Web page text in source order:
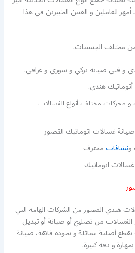
العاملين و الفنين الخبيرين في هذا
من مختلف الجنسيات.
و فني صيانة تركي و سوري و عراقي.
هندي.
محركات مختلف أنواع الغسالات
غسالات اتوماتيك القصور
ونشافاتمحترف
اتوماتيك
هندي القصور من الشركات الهامة التي
من تصليح أو صيانة أو تبديل
بقطع أصلية مماثلة و بجودة فائقة، صيانة
و دقة كبيرة.